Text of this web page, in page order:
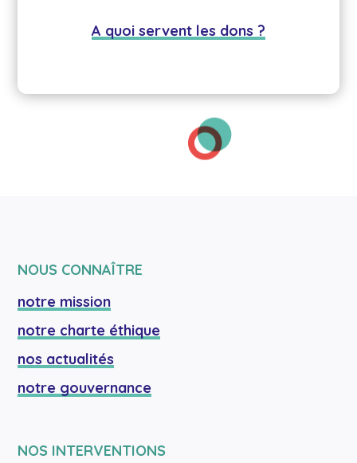
A quoi servent les dons ?
NOUS CONNAÎTRE
notre mission
notre charte éthique
nos actualités
notre gouvernance
NOS INTERVENTIONS